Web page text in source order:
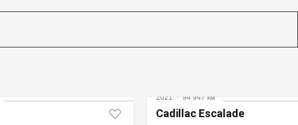
2021 · 94 947 км
Cadillac Escalade